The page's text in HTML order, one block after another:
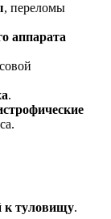
, переломы
аппарата
.
к туловищу.